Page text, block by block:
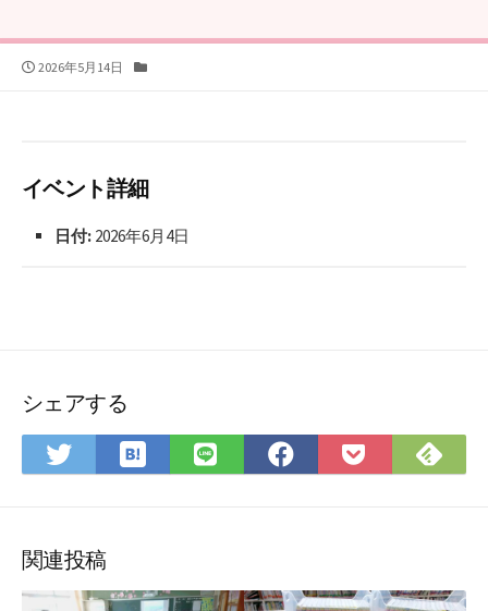
公
2026年5月14日
イベント詳細
日付: 2026年6月4日
シェアする
Twitter
で
ア
は
て
ク
LINE
で
Facebook
で
Pocket
に
で
関連投稿